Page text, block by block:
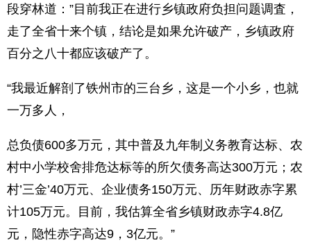
段穿林道：”目前我正在进行乡镇政府负担问题调査，
走了全省十来个镇，结论是如果允许破产，乡镇政府
百分之八十都应该破产了。
“我最近解剖了铁州市的三台乡，这是一个小乡，也就
一万多人，
总负债600多万元，其中普及九年制义务教育达标、农
村中小学校舍排危达标等的所欠债务高达300万元；农
村’三金’40万元、企业债务150万元、历年财政赤字累
计105万元。目前，我估算全省乡镇财政赤字4.8亿
元，隐性赤字高达9，3亿元。”